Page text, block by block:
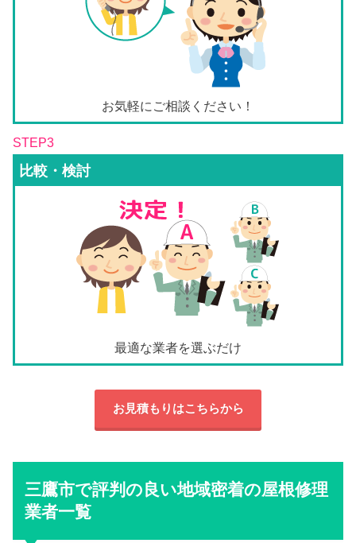
お気軽にご相談ください！
STEP3
比較・検討
最適な業者を選ぶだけ
お見積もりはこちらから
三鷹市で評判の良い地域密着の屋根修理
業者一覧